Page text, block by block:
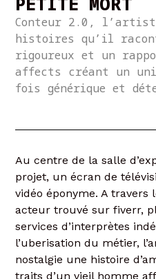
Conteur 2.0,
histoires qu’il
rigoureux et un
affects créant un
fois générique et
Au centre de la salle
projet, un écran de
vidéo éponyme. A
acteur trouvé sur fiverr,
services d’interprètes
l’uberisation du métier,
nostalgie une histoire
traits d’un vieil homme